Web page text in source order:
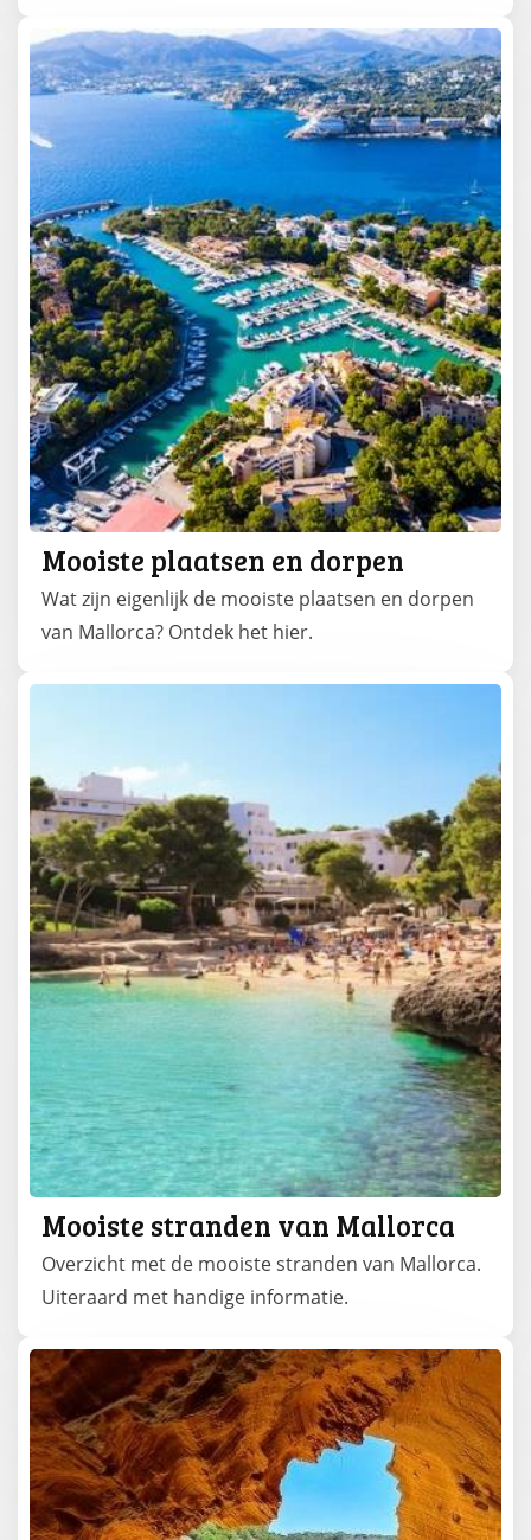
Mooiste plaatsen en dorpen
Wat zijn eigenlijk de mooiste plaatsen en dorpen
van Mallorca? Ontdek het hier.
Mooiste stranden van Mallorca
Overzicht met de mooiste stranden van Mallorca.
Uiteraard met handige informatie.